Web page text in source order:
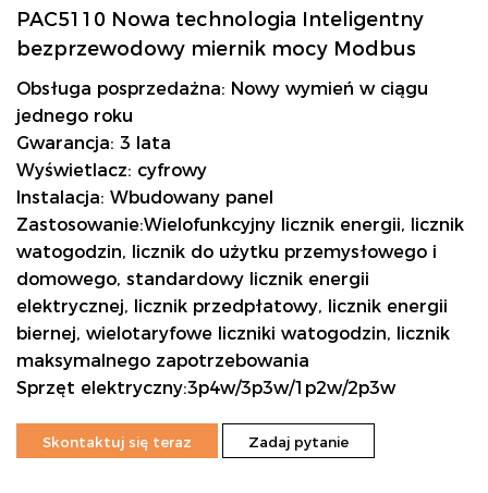
PAC5110 Nowa technologia Inteligentny
bezprzewodowy miernik mocy Modbus
Obsługa posprzedażna: Nowy wymień w ciągu
jednego roku
Gwarancja: 3 lata
Wyświetlacz: cyfrowy
Instalacja: Wbudowany panel
Zastosowanie:Wielofunkcyjny licznik energii, licznik
watogodzin, licznik do użytku przemysłowego i
domowego, standardowy licznik energii
elektrycznej, licznik przedpłatowy, licznik energii
biernej, wielotaryfowe liczniki watogodzin, licznik
maksymalnego zapotrzebowania
Sprzęt elektryczny:3p4w/3p3w/1p2w/2p3w
Skontaktuj się teraz Zadaj pytanie